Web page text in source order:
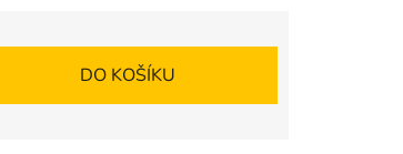
DO KOŠÍKU